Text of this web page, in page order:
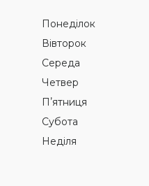
Понеділок
Вівторок
Середа
Четвер
Пʼятниця
Субота
Неділя